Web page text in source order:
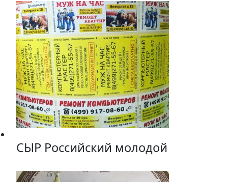
СЫР Российский молодой